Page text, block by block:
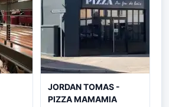
JORDAN TOMAS -
PIZZA MAMAMIA